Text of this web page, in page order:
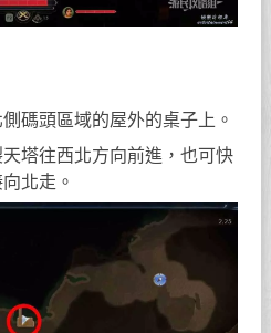
碼頭區域的屋外的桌子上。
塔往西北方向前進，也可快
北走。